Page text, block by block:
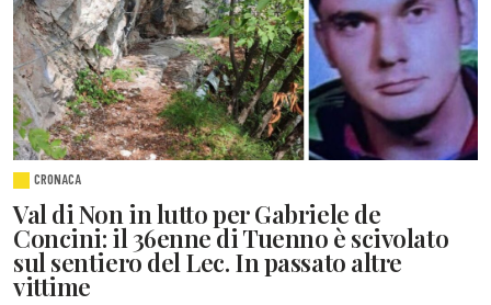
CRONACA
Val di Non in lutto per Gabriele de
Concini: il 36enne di Tuenno è scivolato
sul sentiero del Lec. In passato altre
vittime